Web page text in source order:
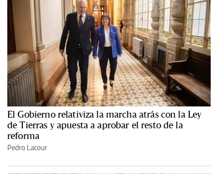
El Gobierno relativiza la marcha atrás con la Ley
de Tierras y apuesta a aprobar el resto de la
reforma
Pedro Lacour